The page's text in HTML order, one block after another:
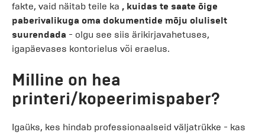
fakte, vaid näitab teile ka , kuidas te saate õige
paberivalikuga oma dokumentide mõju oluliselt
suurendada - olgu see siis ärikirjavahetuses,
igapäevases kontorielus või eraelus.
Milline on hea
printeri/kopeerimispaber?
Igaüks, kes hindab professionaalseid väljatrükke - kas